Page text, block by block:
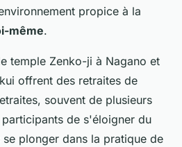
propice à la
même.
temple Zenko-ji à Nagano et
offrent des retraites de
souvent de plusieurs
de s'éloigner du
plonger dans la pratique de